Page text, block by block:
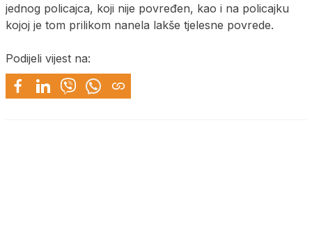
jednog policajca, koji nije povređen, kao i na policajku
kojoj je tom prilikom nanela lakše tjelesne povrede.
Podijeli vijest na: